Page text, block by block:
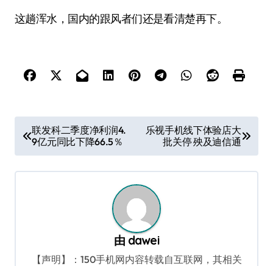
这趟浑水，国内的跟风者们还是看清楚再下。
章
导
联发科二季度净利润4.
9亿元同比下降66.5％
乐视手机线下体验店大
批关停 殃及迪信通
由 dawei
【声明】：150手机网内容转载自互联网，其相关